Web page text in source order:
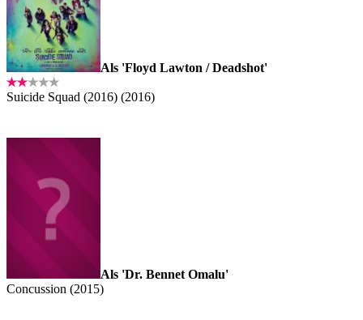
Als 'Floyd Lawton / Deadshot'
Suicide Squad (2016) (2016)
Als 'Dr. Bennet Omalu'
Concussion (2015)